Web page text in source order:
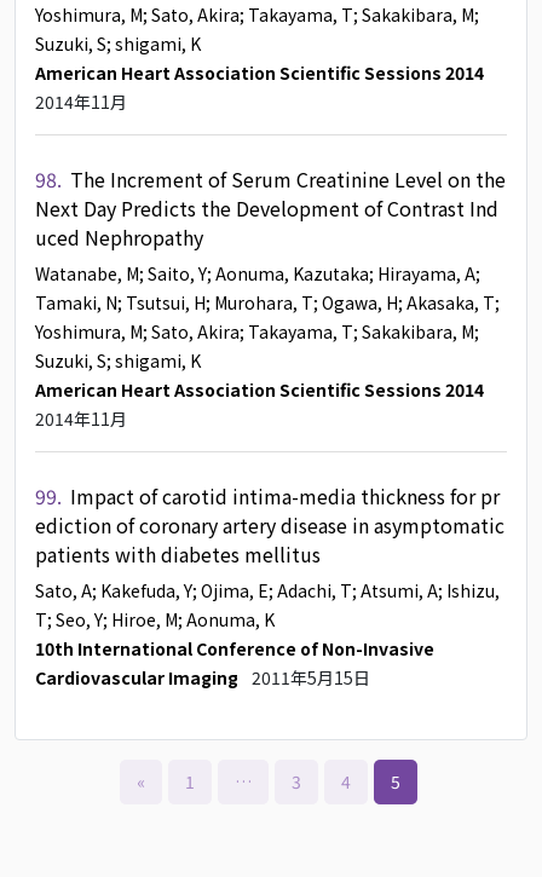
Yoshimura, M; Sato, Akira; Takayama, T; Sakakibara, M;
Suzuki, S; shigami, K
American Heart Association Scientific Sessions 2014
2014年11月
98. The Increment of Serum Creatinine Level on the
Next Day Predicts the Development of Contrast Ind
uced Nephropathy
Watanabe, M; Saito, Y; Aonuma, Kazutaka; Hirayama, A;
Tamaki, N; Tsutsui, H; Murohara, T; Ogawa, H; Akasaka, T;
Yoshimura, M; Sato, Akira; Takayama, T; Sakakibara, M;
Suzuki, S; shigami, K
American Heart Association Scientific Sessions 2014
2014年11月
99. Impact of carotid intima-media thickness for pr
ediction of coronary artery disease in asymptomatic
patients with diabetes mellitus
Sato, A; Kakefuda, Y; Ojima, E; Adachi, T; Atsumi, A; Ishizu,
T; Seo, Y; Hiroe, M; Aonuma, K
10th International Conference of Non-Invasive
Cardiovascular Imaging 2011年5月15日
« 1 … 3 4 5